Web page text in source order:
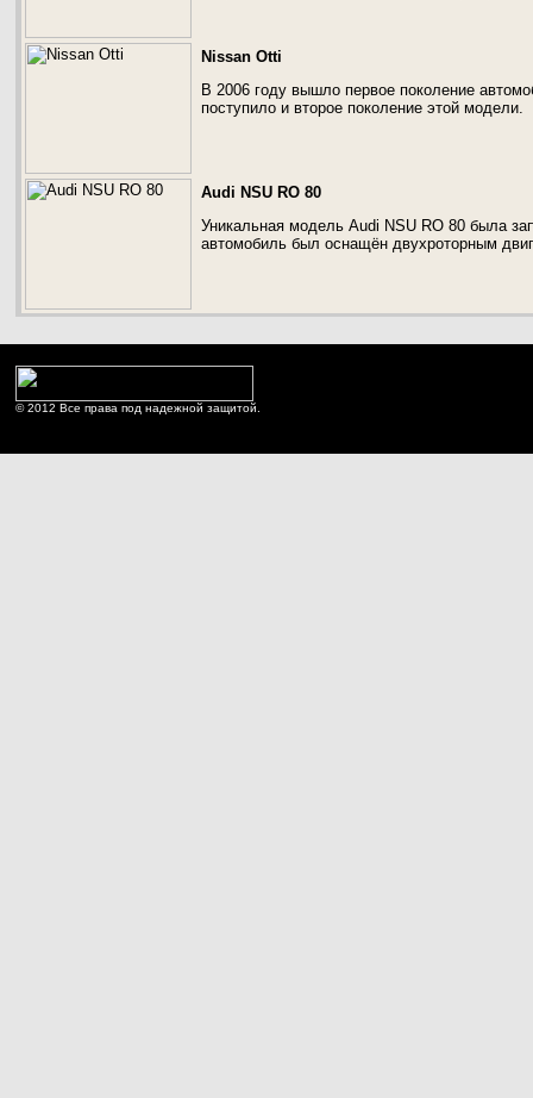
Nissan Otti
В 2006 году вышло первое поколение
поступило и второе поколение этой модели.
Audi NSU RO 80
Уникальная модель Audi NSU RO 80 была
автомобиль был оснащён двухроторным
© 2012 Все права под надежной защитой.